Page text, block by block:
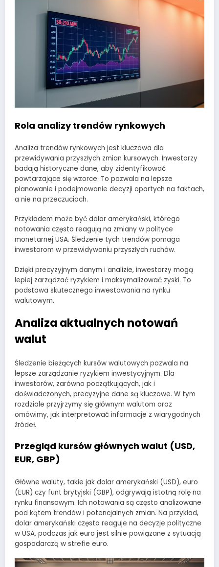
Rola analizy trendów rynkowych
Analiza trendów rynkowych jest kluczowa dla
przewidywania przyszłych zmian kursowych. Inwestorzy
badają historyczne dane, aby zidentyfikować
powtarzające się wzorce. To pozwala na lepsze
planowanie i podejmowanie decyzji opartych na faktach,
a nie na przeczuciach.
Przykładem może być dolar amerykański, którego
notowania często reagują na zmiany w polityce
monetarnej USA. Śledzenie tych trendów pomaga
inwestorom w przewidywaniu przyszłych ruchów.
Dzięki precyzyjnym danym i analizie, inwestorzy mogą
lepiej zarządzać ryzykiem i maksymalizować zyski. To
podstawa skutecznego inwestowania na rynku
walutowym.
Analiza aktualnych notowań
walut
Śledzenie bieżących kursów walutowych pozwala na
lepsze zarządzanie ryzykiem inwestycyjnym. Dla
inwestorów, zarówno początkujących, jak i
doświadczonych, precyzyjne dane są kluczowe. W tym
rozdziale przyjrzymy się głównym walutom oraz
omówimy, jak interpretować informacje z wiarygodnych
źródeł.
Przegląd kursów głównych walut (USD,
EUR, GBP)
Główne waluty, takie jak dolar amerykański (USD), euro
(EUR) czy funt brytyjski (GBP), odgrywają istotną rolę na
rynku finansowym. Ich notowania są często analizowane
pod kątem trendów i potencjalnych zmian. Na przykład,
dolar amerykański często reaguje na decyzje polityczne
w USA, podczas jak euro jest silnie powiązane z sytuacją
gospodarczą w strefie euro.